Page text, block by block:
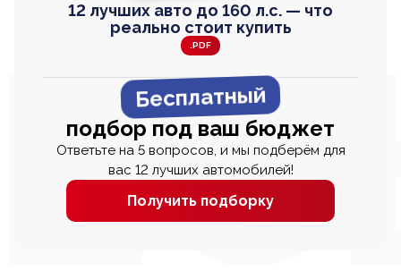
12 лучших авто до 160 л.с. — что
реально стоит купить
.PDF
Бесплатный
подбор под ваш бюджет
Ответьте на 5 вопросов, и мы подберём для
вас 12 лучших автомобилей!
Получить подборку